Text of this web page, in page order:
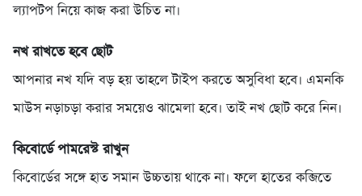
ল্যাপটপ নিয়ে কাজ করা উচিত না।
নখ রাখতে হবে ছোট
আপনার নখ যদি বড় হয় তাহলে টাইপ করতে অসুবিধা হবে। এমনকি
মাউস নড়াচড়া করার সময়েও ঝামেলা হবে। তাই নখ ছোট করে নিন।
কিবোর্ডে পামরেস্ট রাখুন
কিবোর্ডের সঙ্গে হাত সমান উচ্চতায় থাকে না। ফলে হাতের কব্জিতে